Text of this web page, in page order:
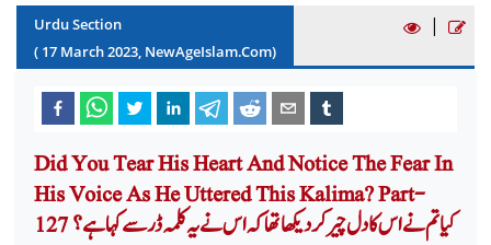
Urdu Section
( 17 March2023, NewAgeIslam.Com)
|
Did You Tear His Heart And Notice The Fear In
His Voice As He Uttered This Kalima? Part-
127 کیا تم نے اس کا دل چیر کر دیکھا تھا کہ اس نے یہ کلمہ ڈر سے کہا ہے؟